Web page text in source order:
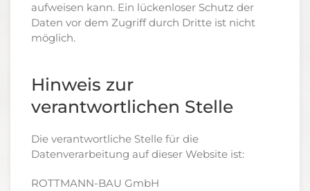
aufweisen kann. Ein lückenloser Schutz der
Daten vor dem Zugriff durch Dritte ist nicht
möglich.
Hinweis zur
verantwortlichen Stelle
Die verantwortliche Stelle für die
Datenverarbeitung auf dieser Website ist:
ROTTMANN-BAU GmbH